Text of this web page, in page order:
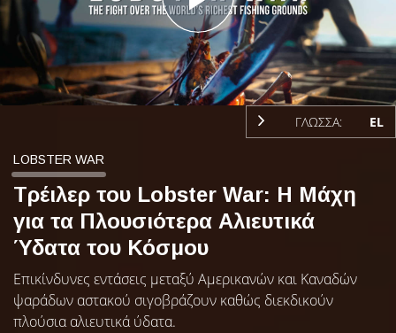
Play
Video
ΓΛΩΣΣΑ: EL
LOBSTER WAR
Τρέιλερ του Lobster War: Η Μάχη
για τα Πλουσιότερα Αλιευτικά
Ύδατα του Κόσμου
Επικίνδυνες εντάσεις μεταξύ Αμερικανών και Καναδών
ψαράδων αστακού σιγοβράζουν καθώς διεκδικούν
πλούσια αλιευτικά ύδατα.